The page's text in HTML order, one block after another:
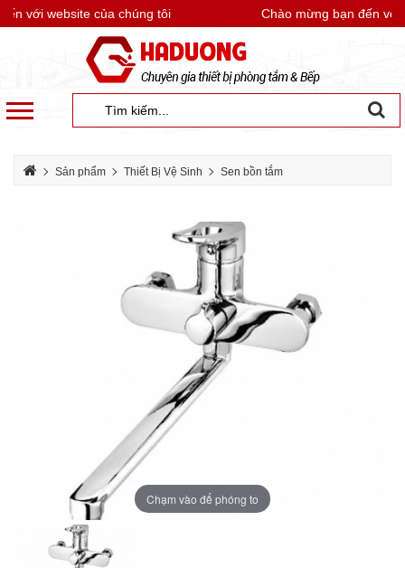
với website của chúng tôi Chào mừng bạn đến với
Sản phẩm Thiết Bị Vệ Sinh Sen bồn tắm
Chạm vào để phóng to